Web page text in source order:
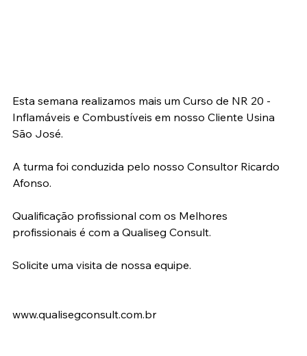
Esta semana realizamos mais um Curso de NR 20 -
Inflamáveis e Combustíveis em nosso Cliente Usina
São José.
A turma foi conduzida pelo nosso Consultor Ricardo
Afonso.
Qualificação profissional com os Melhores
profissionais é com a Qualiseg Consult.
Solicite uma visita de nossa equipe.
www.qualisegconsult.com.br